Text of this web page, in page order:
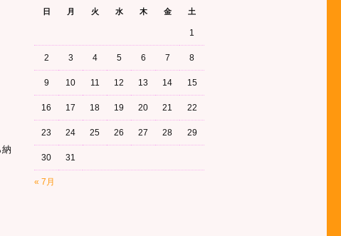
日 月 火 水 木 金 土
« 7月
1
2 3 4 5 6 7 8
9 10 11 12 13 14 15
16 17 18 19 20 21 22
23 24 25 26 27 28 29
30 31